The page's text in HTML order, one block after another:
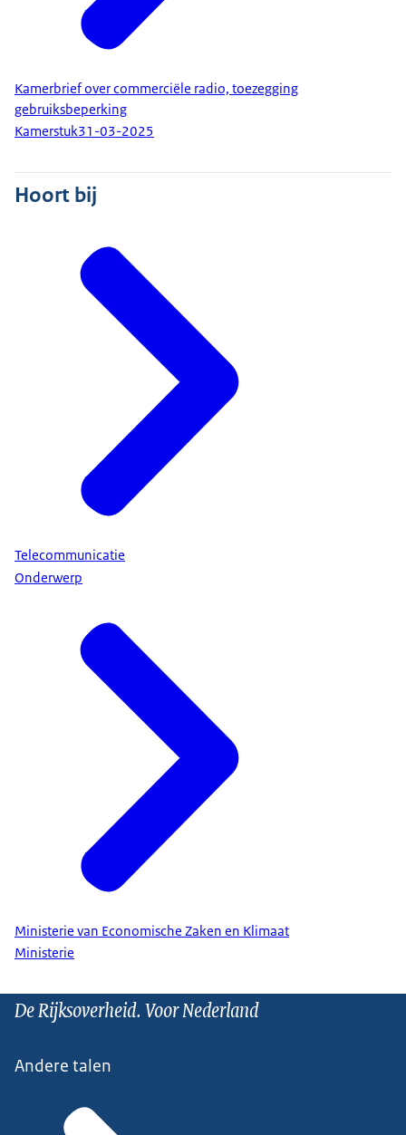
Kamerbrief over commerciële radio, toezegging
gebruiksbeperking
Kamerstuk31-03-2025
Hoort bij
Telecommunicatie
Onderwerp
Ministerie van Economische Zaken en Klimaat
Ministerie
De Rijksoverheid. Voor Nederland
Andere talen